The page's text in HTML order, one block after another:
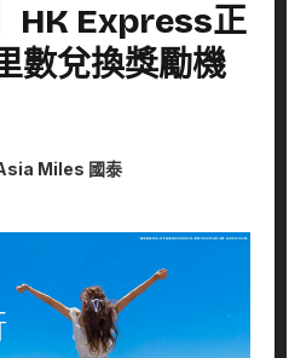
HK Express正
數兌換獎勵機
Miles 國泰